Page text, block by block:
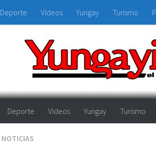
Deporte Videos Yungay Turismo
Deporte Videos Yungay Turismo
NOTICIAS